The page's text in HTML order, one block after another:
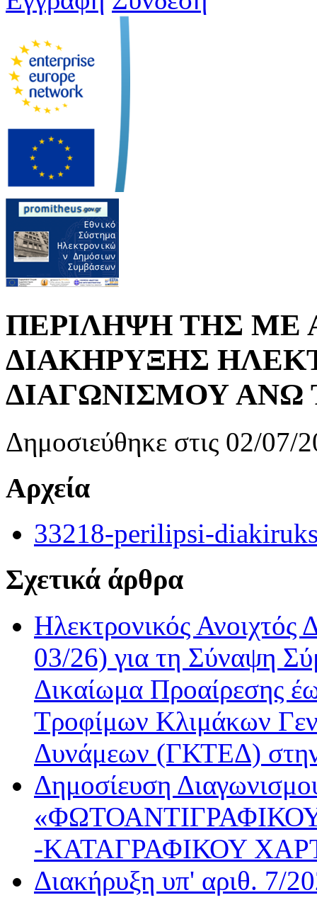
ΠΕΡΙΛΗΨΗ ΤΗΣ ΜΕ
ΔΙΑΚΗΡΥΞΗΣ
ΔΙΑΓΩΝΙΣΜΟΥ ΑΝΩ
Δημοσιεύθηκε στις 02/07/
Αρχεία
33218-perilipsi-
Σχετικά άρθρα
Ηλεκτρονικός
03/26) για τη Σύναψη
Δικαίωμα Προαίρεσης
Τροφίμων Κλιμάκων
Δυνάμεων (ΓΚΤΕΔ)
Δημοσίευση
-ΚΑΤΑΓΡΑΦΙΚΟΥ
Διακήρυξη υπ' αριθ. 7/